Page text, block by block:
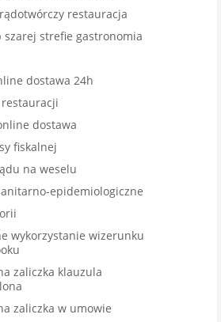
restauracja
szarej strefie gastronomia
dostawa 24h
dostawa
fiskalnej
na weselu
epidemiologiczne
wykorzystanie wizerunku
zaliczka klauzula
zaliczka w umowie